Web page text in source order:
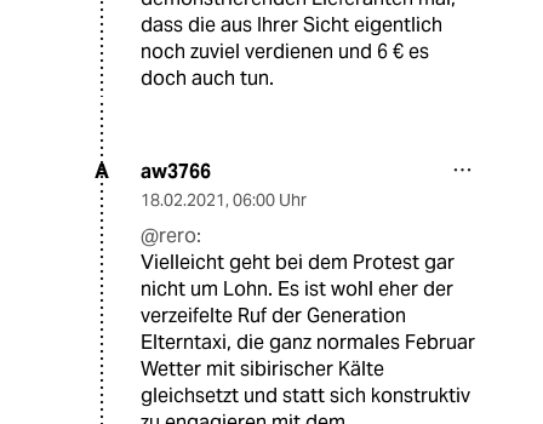
dass die aus Ihrer Sicht eigentlich
noch zuviel verdienen und 6 € es
doch auch tun.
A aw3766
18.02.2021, 06:00 Uhr
@rero:
Vielleicht geht bei dem Protest gar
nicht um Lohn. Es ist wohl eher der
verzeifelte Ruf der Generation
Elterntaxi, die ganz normales Februar
Wetter mit sibirischer Kälte
gleichsetzt und statt sich konstruktiv